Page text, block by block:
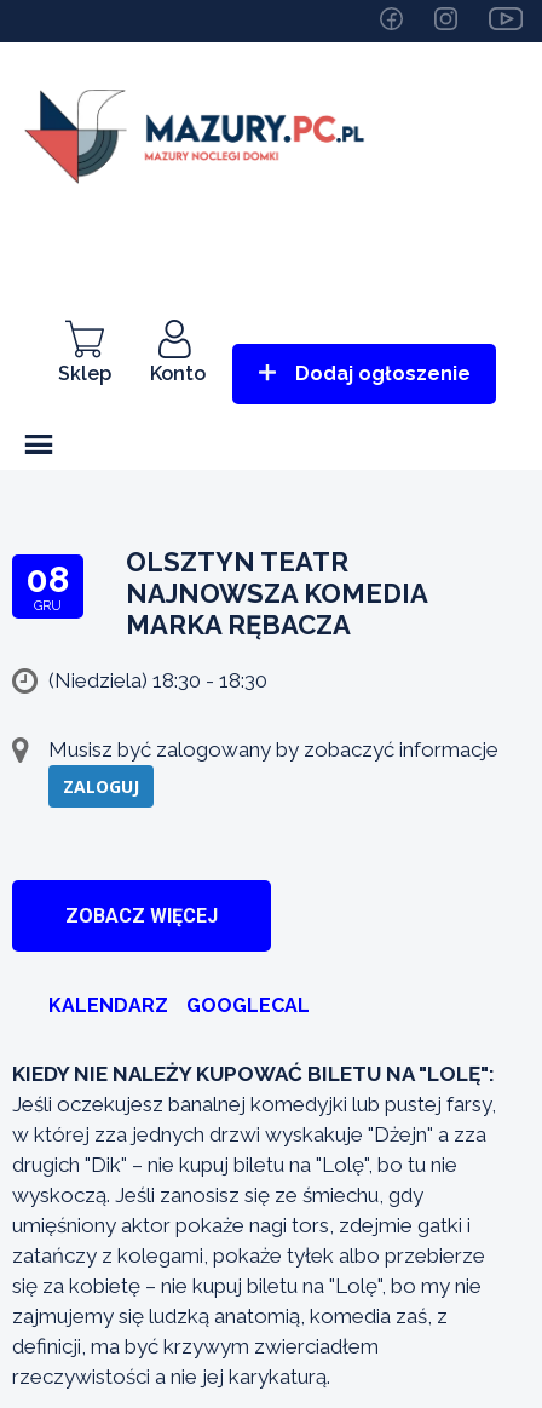
Sklep Konto Dodaj ogłoszenie
08
GRU
OLSZTYN TEATR
NAJNOWSZA KOMEDIA
MARKA RĘBACZA
(Niedziela) 18:30 - 18:30
Musisz być zalogowany by zobaczyć informacje
ZALOGUJ
ZOBACZ WIĘCEJ
KALENDARZ GOOGLECAL
KIEDY NIE NALEŻY KUPOWAĆ BILETU NA "LOLĘ":
Jeśli oczekujesz banalnej komedyjki lub pustej farsy,
w której zza jednych drzwi wyskakuje "Dżejn" a zza
drugich "Dik" – nie kupuj biletu na "Lolę", bo tu nie
wyskoczą. Jeśli zanosisz się ze śmiechu, gdy
umięśniony aktor pokaże nagi tors, zdejmie gatki i
zatańczy z kolegami, pokaże tyłek albo przebierze
się za kobietę – nie kupuj biletu na "Lolę", bo my nie
zajmujemy się ludzką anatomią, komedia zaś, z
definicji, ma być krzywym zwierciadłem
rzeczywistości a nie jej karykaturą.